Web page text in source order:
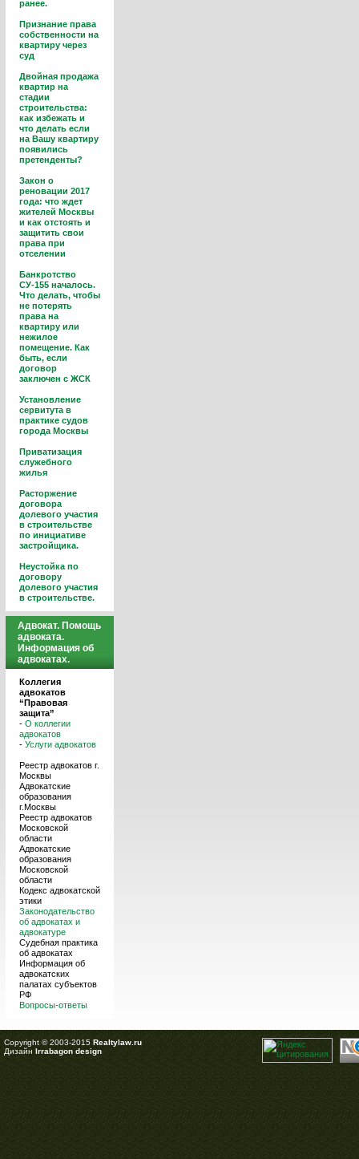
ранее.
Признание права
собственности на
квартиру через
суд
Двойная продажа
квартир на
стадии
строительства:
как избежать и
что делать если
на Вашу квартиру
появились
претенденты?
Закон о
реновации 2017
года: что ждет
жителей Москвы
и как отстоять и
защитить свои
права при
отселении
Банкротство
СУ-155 началось.
Что делать, чтобы
не потерять
права на
квартиру или
нежилое
помещение. Как
быть, если
договор
заключен с ЖСК
Установление
сервитута в
практике судов
города Москвы
Приватизация
служебного
жилья
Расторжение
договора
долевого участия
в строительстве
по инициативе
застройщика.
Неустойка по
договору
долевого участия
в строительстве.
Адвокат. Помощь
адвоката.
Информация об
адвокатах.
Коллегия
адвокатов
“Правовая
защита”
- О коллегии
адвокатов
- Услуги адвокатов
Реестр адвокатов г.
Москвы
Адвокатские
образования
г.Москвы
Реестр адвокатов
Московской
области
Адвокатские
образования
Московской
области
Кодекс адвокатской
этики
Законодательство
об адвокатах и
адвокатуре
Судебная практика
об адвокатах
Информация об
адвокатских
палатах субъектов
РФ
Вопросы-ответы
Copyright © 2003-2015 Realtylaw.ru
Дизайн Irrabagon design